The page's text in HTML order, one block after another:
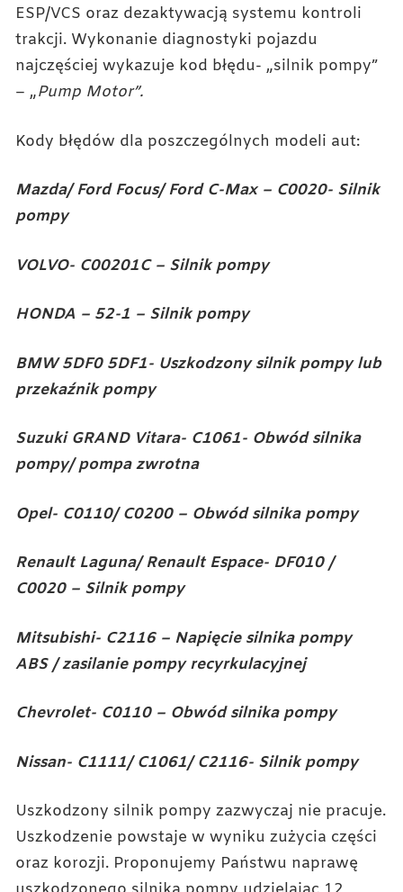
ESP/VCS oraz dezaktywacją systemu kontroli
trakcji. Wykonanie diagnostyki pojazdu
najczęściej wykazuje kod błędu- „silnik pompy”
– „Pump Motor”.
Kody błędów dla poszczególnych modeli aut:
Mazda/ Ford Focus/ Ford C-Max – C0020- Silnik
pompy
VOLVO- C00201C – Silnik pompy
HONDA – 52-1 – Silnik pompy
BMW 5DF0 5DF1- Uszkodzony silnik pompy lub
przekaźnik pompy
Suzuki GRAND Vitara- C1061- Obwód silnika
pompy/ pompa zwrotna
Opel- C0110/ C0200 – Obwód silnika pompy
Renault Laguna/ Renault Espace- DF010 /
C0020 – Silnik pompy
Mitsubishi- C2116 – Napięcie silnika pompy
ABS / zasilanie pompy recyrkulacyjnej
Chevrolet- C0110 – Obwód silnika pompy
Nissan- C1111/ C1061/ C2116- Silnik pompy
Uszkodzony silnik pompy zazwyczaj nie pracuje.
Uszkodzenie powstaje w wyniku zużycia części
oraz korozji. Proponujemy Państwu naprawę